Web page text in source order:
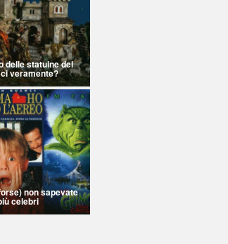
delle statuine del
veramente?
non sapevate
celebri